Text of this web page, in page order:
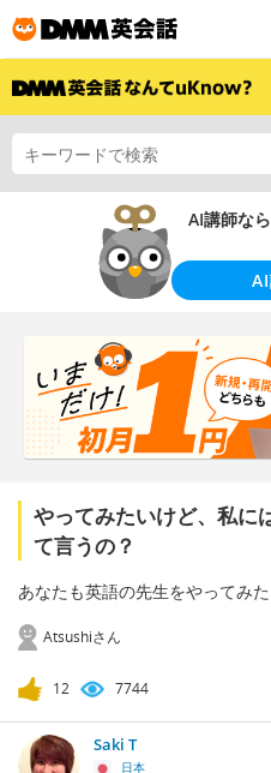
AI講師な
やってみたいけど、私に
て言うの？
あなたも英語の先生をやってみ
Atsushiさん
12 7744
Saki T
日本